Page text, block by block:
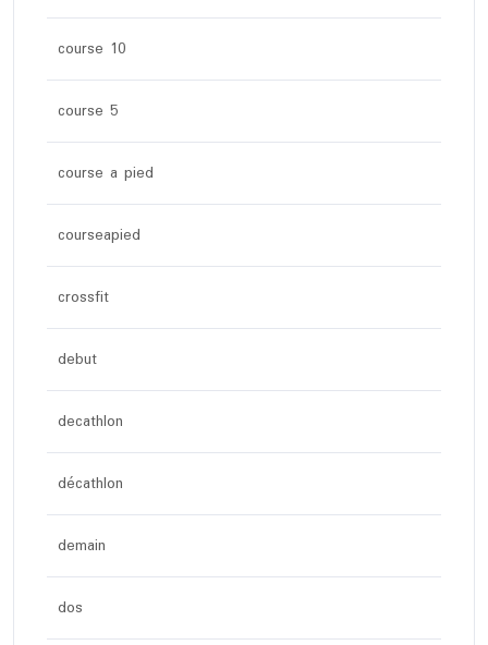
course 10
course 5
course a pied
courseapied
crossfit
debut
decathlon
décathlon
demain
dos